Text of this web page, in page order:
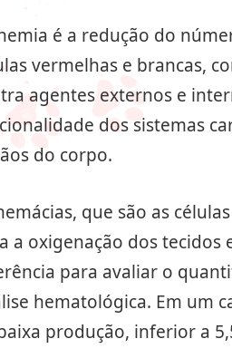
é a redução do
vermelhas e brancas,
agentes externos e
dos sistemas
do corpo.
que são as
a oxigenação dos tecidos
para avaliar o
hematológica. Em um
produção, inferior a